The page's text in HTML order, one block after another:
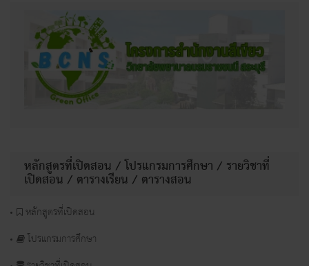
หลักสูตรที่เปิดสอน / โปรแกรมการศึกษา / รายวิชาที่
เปิดสอน / ตารางเรียน / ตารางสอน
หลักสูตรที่เปิดสอน
โปรแกรมการศึกษา